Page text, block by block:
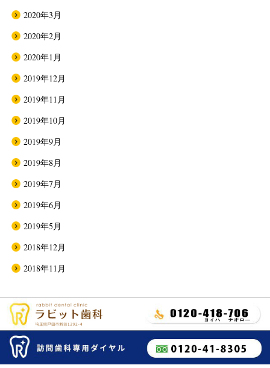
2020年3月
2020年2月
2020年1月
2019年12月
2019年11月
2019年10月
2019年9月
2019年8月
2019年7月
2019年6月
2019年5月
2018年12月
2018年11月